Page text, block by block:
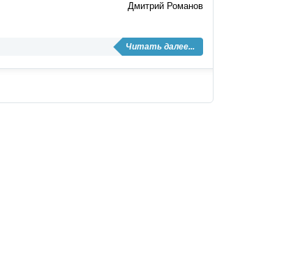
Дмитрий Романов
Читать далее...